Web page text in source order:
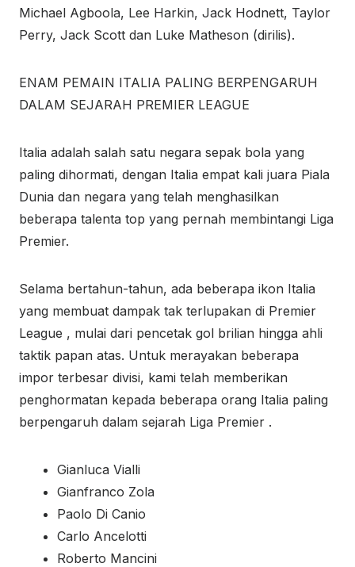
Michael Agboola, Lee Harkin, Jack Hodnett, Taylor
Perry, Jack Scott dan Luke Matheson (dirilis).
ENAM PEMAIN ITALIA PALING BERPENGARUH
DALAM SEJARAH PREMIER LEAGUE
Italia adalah salah satu negara sepak bola yang
paling dihormati, dengan Italia empat kali juara Piala
Dunia dan negara yang telah menghasilkan
beberapa talenta top yang pernah membintangi Liga
Premier.
Selama bertahun-tahun, ada beberapa ikon Italia
yang membuat dampak tak terlupakan di Premier
League , mulai dari pencetak gol brilian hingga ahli
taktik papan atas. Untuk merayakan beberapa
impor terbesar divisi, kami telah memberikan
penghormatan kepada beberapa orang Italia paling
berpengaruh dalam sejarah Liga Premier .
Gianluca Vialli
Gianfranco Zola
Paolo Di Canio
Carlo Ancelotti
Roberto Mancini